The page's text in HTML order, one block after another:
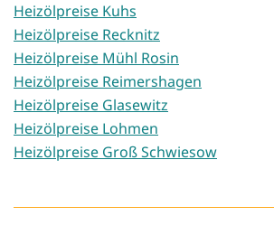
Heizölpreise Kuhs
Heizölpreise Recknitz
Heizölpreise Mühl Rosin
Heizölpreise Reimershagen
Heizölpreise Glasewitz
Heizölpreise Lohmen
Heizölpreise Groß Schwiesow